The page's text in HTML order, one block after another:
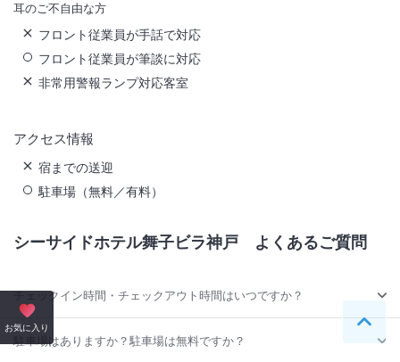
耳のご不自由な方
フロント従業員が手話で対応
フロント従業員が筆談に対応
非常用警報ランプ対応客室
アクセス情報
宿までの送迎
駐車場（無料／有料）
お気に入り ペー
シーサイドホテル舞子ビラ神戸 よくあるご質問
チェックイン時間・チェックアウト時間はいつですか？
駐車場はありますか？駐車場は無料ですか？